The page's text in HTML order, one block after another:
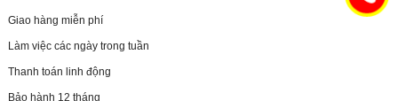
Giao hàng miễn phí
Làm việc các ngày trong tuần
Thanh toán linh động
Bảo hành 12 tháng